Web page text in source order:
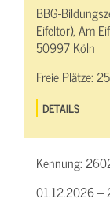
BBG-
Eifeltor), Am
50997 Köln
Freie Plätze:25
DETAILS
Kennung:
01.12.2026 –